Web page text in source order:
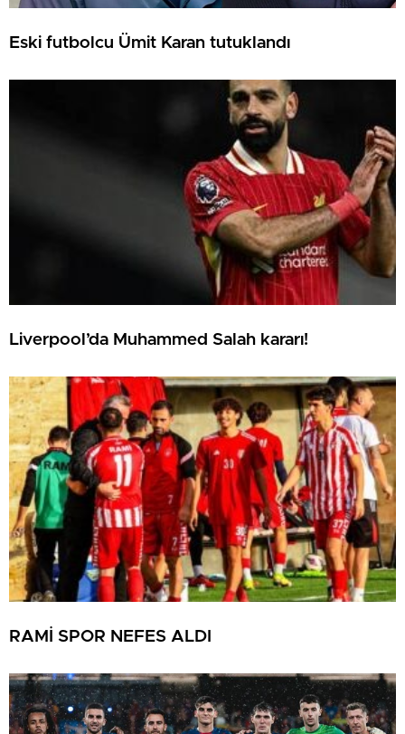
Eski futbolcu Ümit Karan tutuklandı
Liverpool’da Muhammed Salah kararı!
RAMİ SPOR NEFES ALDI